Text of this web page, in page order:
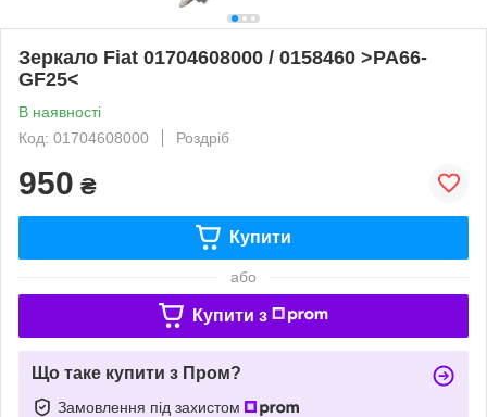
Зеркало Fiat 01704608000 / 0158460 >PA66-
GF25<
В наявності
Код: 01704608000
Роздріб
950 ₴
Купити
або
Купити з
Що таке купити з Пром?
Замовлення під захистом